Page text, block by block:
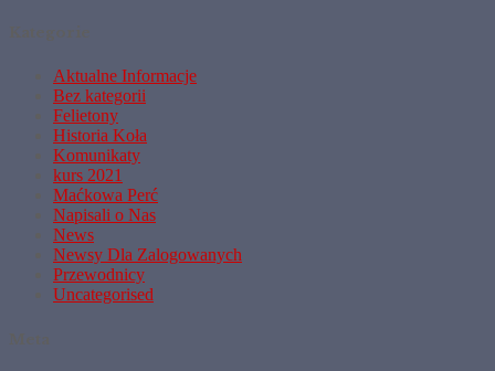
Aktualne Informacje
Bez kategorii
Felietony
Historia Koła
Komunikaty
kurs 2021
Maćkowa Perć
Napisali o Nas
News
Newsy Dla Zalogowanych
Przewodnicy
Uncategorised